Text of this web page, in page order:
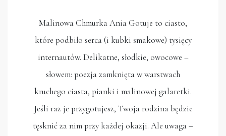
Malinowa Chmurka Ania Gotuje to ciasto,
które podbiło serca (i kubki smakowe) tysięcy
internautów. Delikatne, słodkie, owocowe –
słowem: poezja zamknięta w warstwach
kruchego ciasta, pianki i malinowej galaretki.
Jeśli raz je przygotujesz, Twoja rodzina będzie
tęsknić za nim przy każdej okazji. Ale uwaga –